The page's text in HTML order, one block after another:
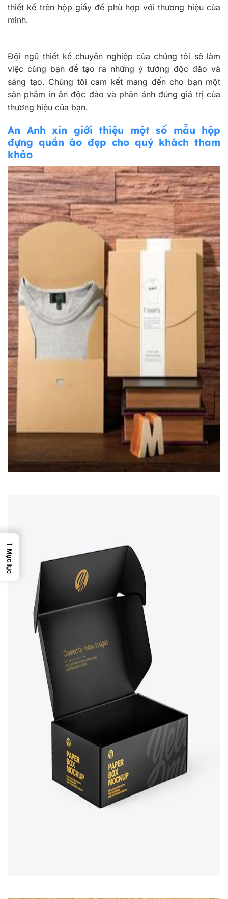
thiết kế trên hộp giấy để phù hợp với thương hiệu của
mình.
Đội ngũ thiết kế chuyên nghiệp của chúng tôi sẽ làm
việc cùng bạn để tạo ra những ý tưởng độc đáo và
sáng tạo. Chúng tôi cam kết mang đến cho bạn một
sản phẩm in ấn độc đáo và phản ánh đúng giá trị của
thương hiệu của bạn.
An Anh xin giới thiệu một số mẫu hộp
đựng quần áo đẹp cho quý khách tham
khảo
→
Mục lục